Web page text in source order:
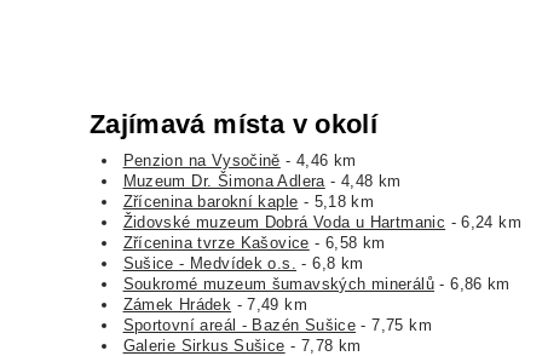
Zajímavá místa v okolí
Penzion na Vysočině - 4,46 km
Muzeum Dr. Šimona Adlera - 4,48 km
Zřícenina barokní kaple - 5,18 km
Židovské muzeum Dobrá Voda u Hartmanic - 6,24 km
Zřícenina tvrze Kašovice - 6,58 km
Sušice - Medvídek o.s.
- 6,8 km
Soukromé muzeum šumavských minerálů - 6,86 km
Zámek Hrádek - 7,49 km
Sportovní areál - Bazén Sušice - 7,75 km
Galerie Sirkus Sušice - 7,78 km